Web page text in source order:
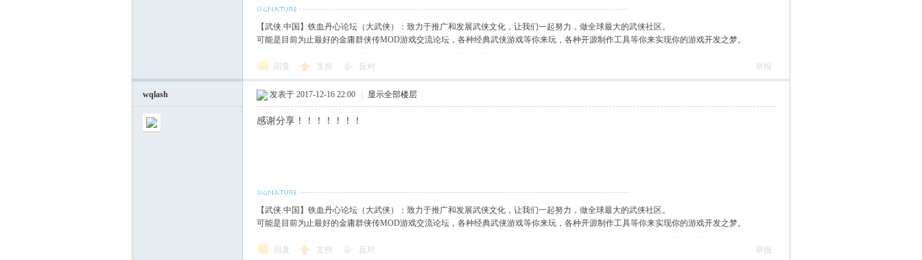
【武侠.中国】铁血丹心论坛（大武侠）：致力于推广和发展武侠文化，让我们一起努力，做全球最大的武侠社区。
可能是目前为止最好的金庸群侠传MOD游戏交流论坛，各种经典武侠游戏等你来玩，各种开源制作工具等你来实现你的游戏开发之梦。
回复 支持 反对 举报
wqlash 发表于 2017-12-16 22:00 显示全部楼层
感谢分享！！！！！！！
【武侠.中国】铁血丹心论坛（大武侠）：致力于推广和发展武侠文化，让我们一起努力，做全球最大的武侠社区。
可能是目前为止最好的金庸群侠传MOD游戏交流论坛，各种经典武侠游戏等你来玩，各种开源制作工具等你来实现你的游戏开发之梦。
回复 支持 反对 举报